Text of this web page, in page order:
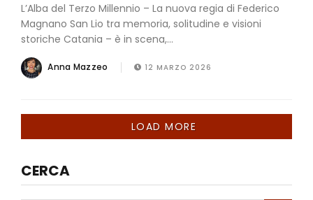
L’Alba del Terzo Millennio – La nuova regia di Federico
Magnano San Lio tra memoria, solitudine e visioni
storiche Catania – è in scena,...
Anna Mazzeo 12 MARZO 2026
LOAD MORE
CERCA